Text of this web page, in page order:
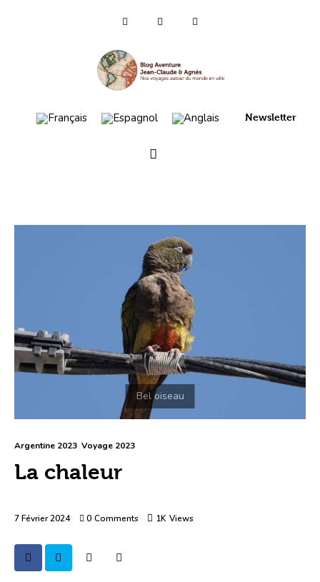
Newsletter
Qui sommes-nous ?
Argentine 2023 Voyage 2023
La chaleur
7 Février 2024 0 Comments 1K Views